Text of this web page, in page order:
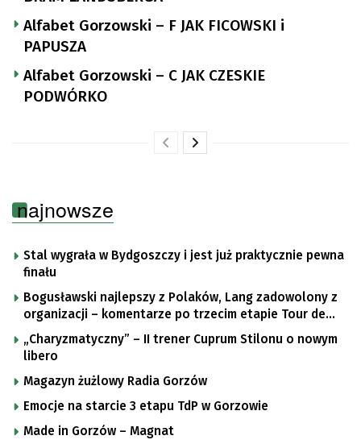
Alfabet Gorzowski – F JAK FICOWSKI i
PAPUSZA
Alfabet Gorzowski – C JAK CZESKIE
PODWÓRKO
najnowsze
Stal wygrała w Bydgoszczy i jest już praktycznie pewna
finału
Bogusławski najlepszy z Polaków, Lang zadowolony z
organizacji – komentarze po trzecim etapie Tour de
Pologne
„Charyzmatyczny” – II trener Cuprum Stilonu o nowym
libero
Magazyn żużlowy Radia Gorzów
Emocje na starcie 3 etapu TdP w Gorzowie
Made in Gorzów – Magnat